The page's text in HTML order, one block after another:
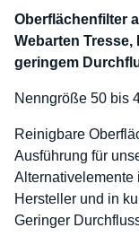
Oberflächenfilter
Webarten
geringem
Nenngröße 50 bis
Reinigbare
Ausführung für
Alternativelemente
Hersteller und in
Geringer